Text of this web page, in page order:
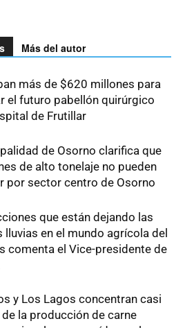
Más del autor
más de $620 millones para
el futuro pabellón quirúrgico
de Frutillar
de Osorno clarifica que
de alto tonelaje no pueden
por sector centro de Osorno
que están dejando las
lluvias en el mundo agrícola del
comenta el Vice-presidente de
y Los Lagos concentran casi
de la producción de carne